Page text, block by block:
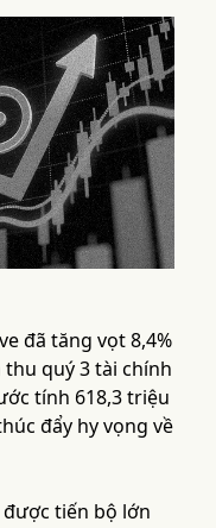
đã tăng vọt 8,4%
quý 3 tài chính
tính 618,3 triệu
đẩy hy vọng về
tiến bộ lớn